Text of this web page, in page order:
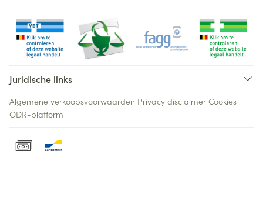
Juridische links
Algemene verkoopsvoorwaarden Privacy disclaimer Cookies
ODR-platform